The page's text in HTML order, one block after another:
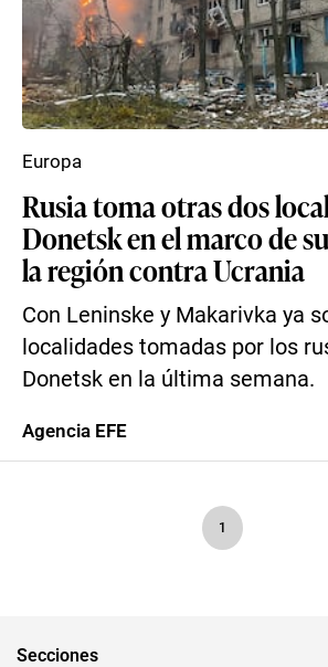
Rusia toma otras dos
Donetsk en el marco de
la región contra Ucrania
Con Leninske y Makarivka ya
localidades tomadas por los
Donetsk en la última semana.
Europa
Agencia EFE
1
Secciones